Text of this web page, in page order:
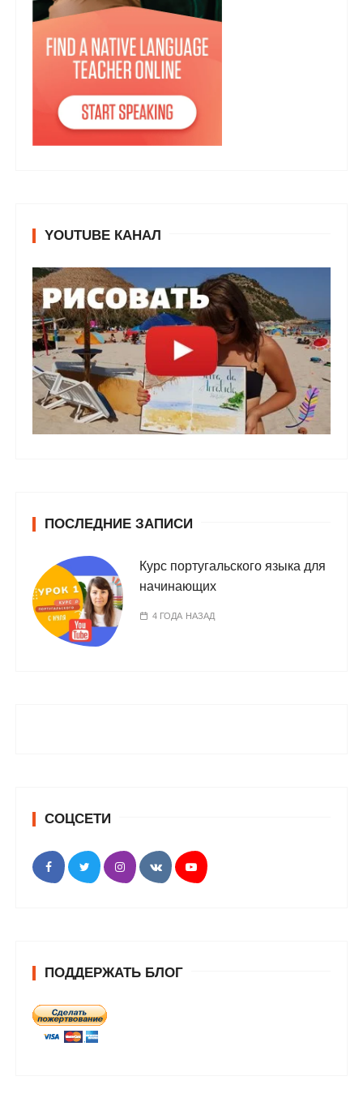
YOUTUBE КАНАЛ
ПОСЛЕДНИЕ ЗАПИСИ
Курс португальского языка для
начинающих
4 ГОДА НАЗАД
СОЦСЕТИ
ПОДДЕРЖАТЬ БЛОГ